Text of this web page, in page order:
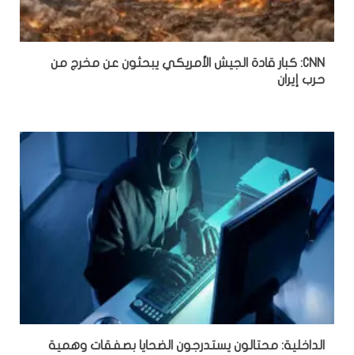
CNN: كبار قادة الجيش الأمريكي يبحثون عن مخرج من
حرب إيران
الداخلية: محتالون يستدرجون الضحايا بصفقات وهمية